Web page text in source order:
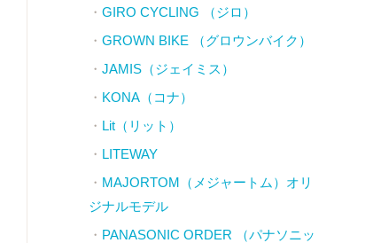
GIRO CYCLING （ジロ）
GROWN BIKE （グロウンバイク）
JAMIS（ジェイミス）
KONA（コナ）
Lit（リット）
LITEWAY
MAJORTOM（メジャートム）オリ
ジナルモデル
PANASONIC ORDER （パナソニッ